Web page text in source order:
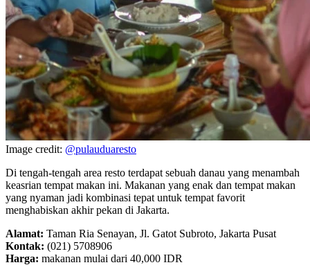
Image credit: @pulauduaresto
Di tengah-tengah area resto terdapat sebuah danau yang menambah
keasrian tempat makan ini. Makanan yang enak dan tempat makan
yang nyaman jadi kombinasi tepat untuk tempat favorit
menghabiskan akhir pekan di Jakarta.
Alamat: Taman Ria Senayan, Jl. Gatot Subroto, Jakarta Pusat
Kontak: (021) 5708906
Harga: makanan mulai dari 40,000 IDR